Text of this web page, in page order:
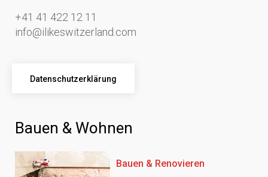
+41 41 422 12 11
info@ilikeswitzerland.com
Datenschutzerklärung
Bauen & Wohnen
Bauen & Renovieren